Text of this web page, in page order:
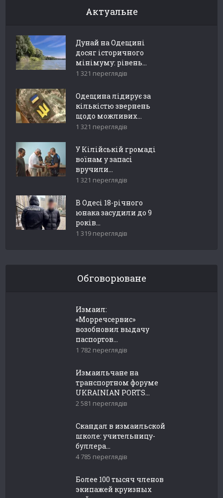
Актуальне
Дунай на Одещині
досяг історичного
мінімуму: рівень...
1 321 переглядів
Одещина лідирує за
кількістю звернень
щодо можливих...
1 321 переглядів
У Кілійській громаді
воїнам у запасі
вручили...
1 321 переглядів
В Одесі 18-річного
юнака засудили до 9
років...
1 319 переглядів
Обговорюване
Измаил:
«Морречсервис»
возобновил выдачу
паспортов...
1 782 переглядів
Измаильчане на
транспортном форуме
UKRAINIAN PORTS...
2 581 переглядів
Скандал в измаильской
школе: учительницу-
буллера...
4 785 переглядів
Более 100 тысяч членов
экипажей круизных